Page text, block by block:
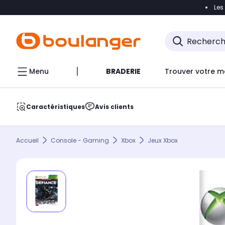
Accéder
Menu BRADERIE Trouver votre
Caractéristiques Avis clients
Accueil Console - Gaming Xbox Jeux Xbox